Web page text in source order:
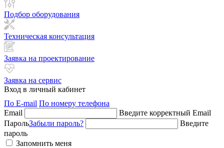
Подбор оборудования
Техническая консультация
Заявка на проектирование
Заявка на сервис
Вход в личный кабинет
По E-mail По номеру телефона
Email
Введите корректный Email
ПарольЗабыли пароль?
Введите
пароль
Запомнить меня